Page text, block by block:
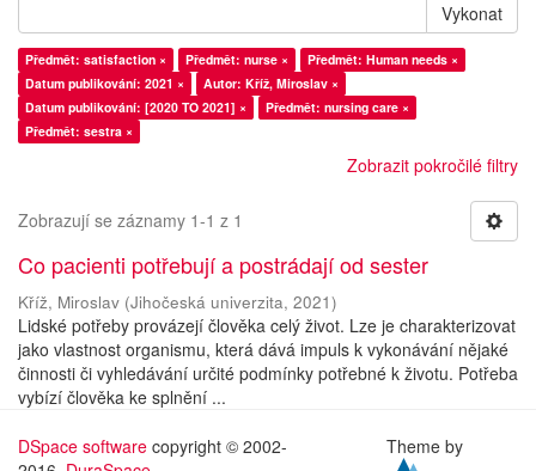
Vykonat
Předmět: satisfaction × Předmět: nurse ×
Předmět: Human needs ×
Datum publikování: 2021 ×
Autor: Kříž, Miroslav ×
Datum publikování: [2020 TO 2021] ×
Předmět: nursing care ×
Předmět: sestra ×
Zobrazit pokročilé filtry
Zobrazují se záznamy 1-1 z 1
Co pacienti potřebují a postrádají od sester
Kříž, Miroslav (Jihočeská univerzita, 2021)
Lidské potřeby provázejí člověka celý život. Lze je charakterizovat
jako vlastnost organismu, která dává impuls k vykonávání nějaké
činnosti či vyhledávání určité podmínky potřebné k životu. Potřeba
vybízí člověka ke splnění ...
DSpace software copyright © 2002-
Theme by